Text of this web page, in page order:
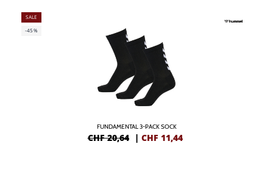
SALE
-45%
FUNDAMENTAL 3-PACK SOCK
CHF 20,64 | CHF 11,44